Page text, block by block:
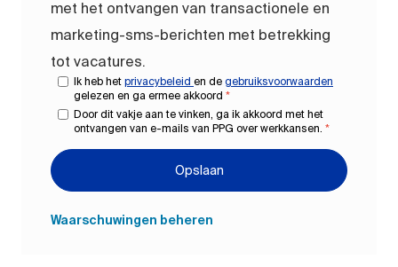
met het ontvangen van transactionele en
marketing-sms-berichten met betrekking
tot vacatures.
Ik heb het privacybeleid en de gebruiksvoorwaarden
gelezen en ga ermee akkoord *
Door dit vakje aan te vinken, ga ik akkoord met het
ontvangen van e-mails van PPG over werkkansen. *
Opslaan
Waarschuwingen beheren